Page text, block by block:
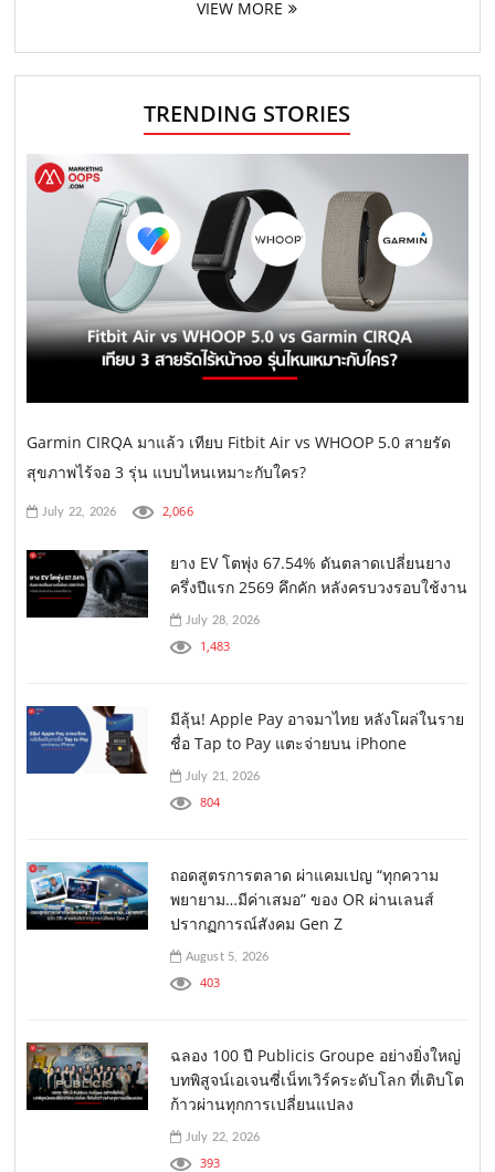
VIEW MORE
TRENDING STORIES
Garmin CIRQA มาแล้ว เทียบ Fitbit Air vs WHOOP 5.0 สายรัด
สุขภาพไร้จอ 3 รุ่น แบบไหนเหมาะกับใคร?
July 22, 2026 2,066
ยาง EV โตพุ่ง 67.54% ดันตลาดเปลี่ยนยาง
ครึ่งปีแรก 2569 คึกคัก หลังครบวงรอบใช้งาน
July 28, 2026
1,483
มีลุ้น! Apple Pay อาจมาไทย หลังโผล่ในราย
ชื่อ Tap to Pay แตะจ่ายบน iPhone
July 21, 2026
804
ถอดสูตรการตลาด ผ่าแคมเปญ “ทุกความ
พยายาม…มีค่าเสมอ” ของ OR ผ่านเลนส์
ปรากฏการณ์สังคม Gen Z
August 5, 2026
403
ฉลอง 100 ปี Publicis Groupe อย่างยิ่งใหญ่
บทพิสูจน์เอเจนซี่เน็ทเวิร์คระดับโลก ที่เติบโต
ก้าวผ่านทุกการเปลี่ยนแปลง
July 22, 2026
393